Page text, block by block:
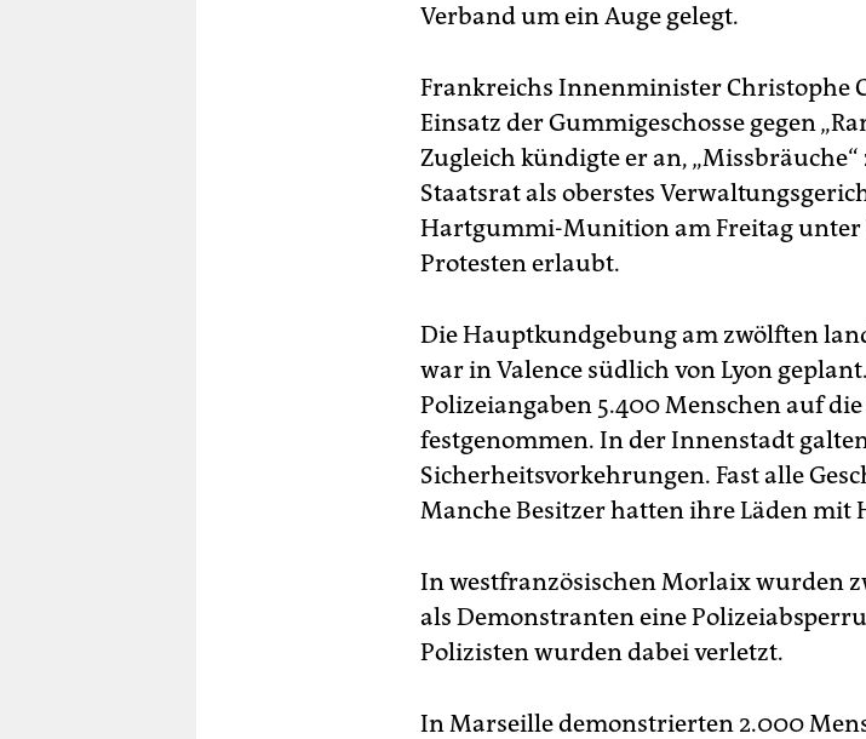
Verband um ein Auge gelegt.
Frankreichs Innenminister Christophe
Einsatz der Gummigeschosse gegen
Zugleich kündigte er an,
Staatsrat als oberstes
Hartgummi-Munition am Freitag unter
Protesten erlaubt.
Die Hauptkundgebung am zwölften
war in Valence südlich von Lyon
Polizeiangaben 5.400 Menschen auf
festgenommen. In der Innenstadt
Sicherheitsvorkehrungen. Fast alle
Manche Besitzer hatten ihre Läden
In westfranzösischen Morlaix wurden
als Demonstranten eine
Polizisten wurden dabei verletzt.
In Marseille demonstrierten 2.000